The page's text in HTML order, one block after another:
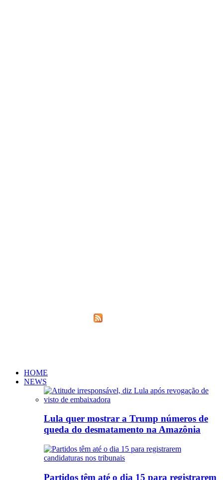
) de algumas fontes jornaliticas em
HOME
NEWS
Lula quer mostrar a Trump números de
queda do desmatamento na Amazônia
Partidos têm até o dia 15 para registrarem